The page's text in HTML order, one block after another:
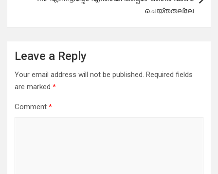
ചെയ്തതല്ലേ
Leave a Reply
Your email address will not be published. Required fields
are marked *
Comment *